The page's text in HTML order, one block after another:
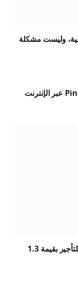
وليست مشكلة
يُكمل المُقرض عملية إعادة تمويل الشراء للتأجير بقيمة 1.3